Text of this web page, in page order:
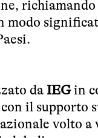
modo
da IEGin
il supporto
volto a